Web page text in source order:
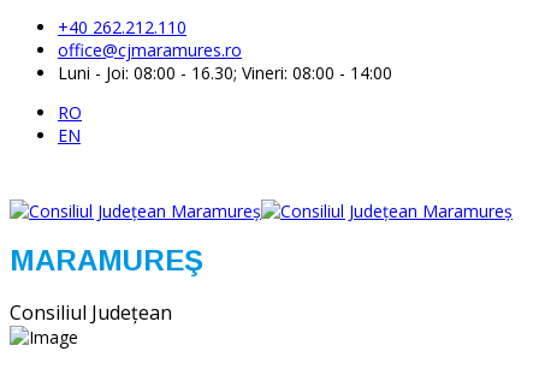
+40 262.212.110
office@cjmaramures.ro
Luni - Joi: 08:00 - 16.30; Vineri: 08:00 - 14:00
RO
EN
MARAMUREŞ
Consiliul Judeţean